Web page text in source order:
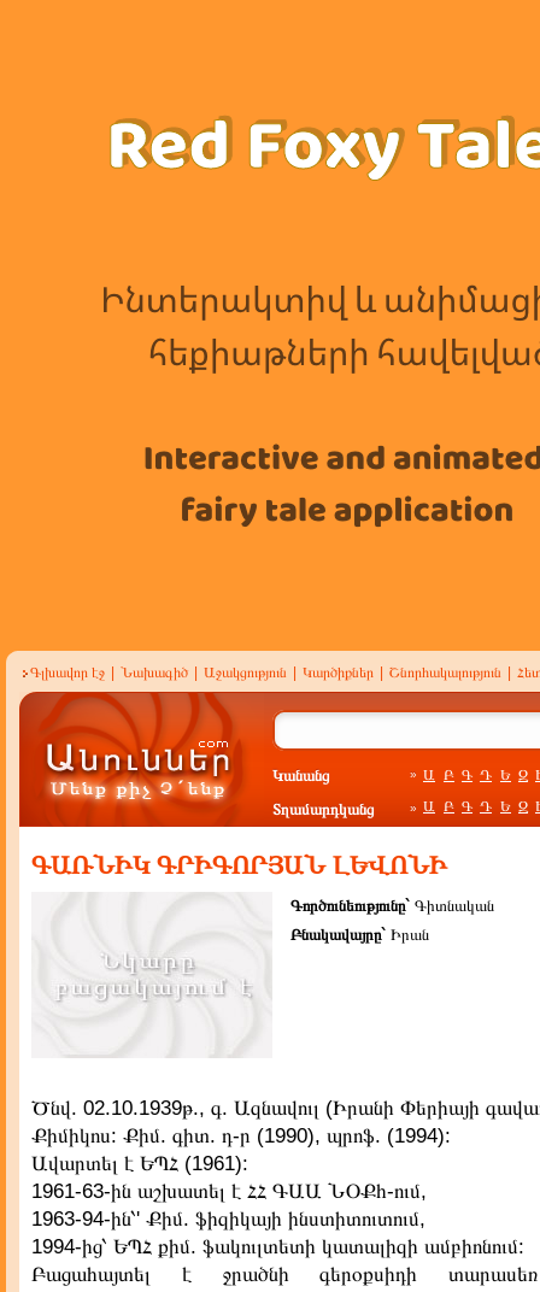
Գլխավոր էջ Նախագիծ Աջակցություն Կարծիքներ Շնորհակալություն
Կանանց » Ա Բ Գ Դ Ե Զ
Տղամարդկանց » Ա Բ Գ Դ Ե Զ
ԳԱՌՆԻԿ ԳՐԻԳՈՐՅԱՆ ԼԵՎՈՆԻ
Գործունեությունը` Գիտնական
Բնակավայրը` Իրան
Ծնվ. 02.10.1939թ., գ. Ազնավուլ (Իրանի Փերիայի
Քիմիկոս: Քիմ. գիտ. դ-ր (1990), պրոֆ. (1994):
Ավարտել է ԵՊՀ (1961):
1961-63-ին աշխատել է ՀՀ ԳԱԱ ՆՕՔհ-ում,
1963-94-ին՝' Քիմ. ֆիզիկայի ինստիտուտում,
1994-ից՝ ԵՊՀ քիմ. ֆակուլտետի կատալիզի ամբիոնում:
Բացահայտել է ջրածնի գերօքսիդի տարասեռ